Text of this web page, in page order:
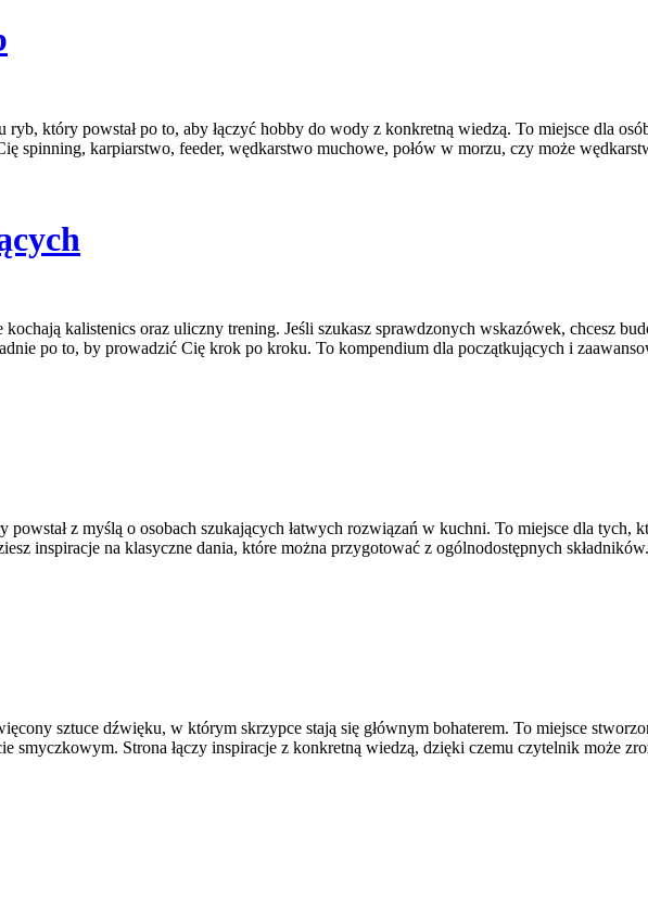
który powstał po to, aby łączyć hobby do wody z konkretną wiedzą. To miejsce dla
spinning, karpiarstwo, feeder, wędkarstwo muchowe, połów w morzu, czy może
kalistenics oraz uliczny trening. Jeśli szukasz sprawdzonych wskazówek, chcesz
po to, by prowadzić Cię krok po kroku. To kompendium dla początkujących i
z myślą o osobach szukających łatwych rozwiązań w kuchni. To miejsce dla tych,
inspiracje na klasyczne dania, które można przygotować z ogólnodostępnych
sztuce dźwięku, w którym skrzypce stają się głównym bohaterem. To miejsce
smyczkowym. Strona łączy inspiracje z konkretną wiedzą, dzięki czemu czytelnik może